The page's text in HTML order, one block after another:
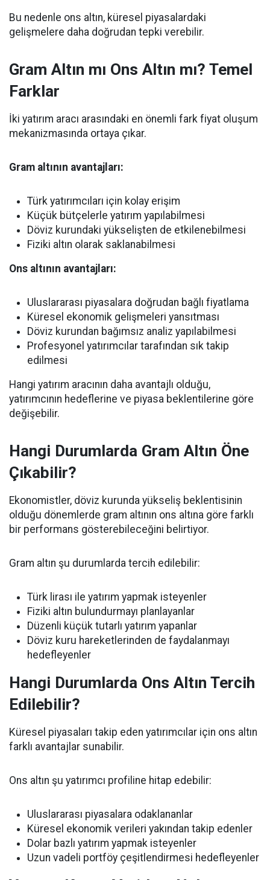
Bu nedenle ons altın, küresel piyasalardaki
gelişmelere daha doğrudan tepki verebilir.
Gram Altın mı Ons Altın mı? Temel
Farklar
İki yatırım aracı arasındaki en önemli fark fiyat oluşum
mekanizmasında ortaya çıkar.
Gram altının avantajları:
Türk yatırımcıları için kolay erişim
Küçük bütçelerle yatırım yapılabilmesi
Döviz kurundaki yükselişten de etkilenebilmesi
Fiziki altın olarak saklanabilmesi
Ons altının avantajları:
Uluslararası piyasalara doğrudan bağlı fiyatlama
Küresel ekonomik gelişmeleri yansıtması
Döviz kurundan bağımsız analiz yapılabilmesi
Profesyonel yatırımcılar tarafından sık takip
edilmesi
Hangi yatırım aracının daha avantajlı olduğu,
yatırımcının hedeflerine ve piyasa beklentilerine göre
değişebilir.
Hangi Durumlarda Gram Altın Öne
Çıkabilir?
Ekonomistler, döviz kurunda yükseliş beklentisinin
olduğu dönemlerde gram altının ons altına göre farklı
bir performans gösterebileceğini belirtiyor.
Gram altın şu durumlarda tercih edilebilir:
Türk lirası ile yatırım yapmak isteyenler
Fiziki altın bulundurmayı planlayanlar
Düzenli küçük tutarlı yatırım yapanlar
Döviz kuru hareketlerinden de faydalanmayı
hedefleyenler
Hangi Durumlarda Ons Altın Tercih
Edilebilir?
Küresel piyasaları takip eden yatırımcılar için ons altın
farklı avantajlar sunabilir.
Ons altın şu yatırımcı profiline hitap edebilir:
Uluslararası piyasalara odaklananlar
Küresel ekonomik verileri yakından takip edenler
Dolar bazlı yatırım yapmak isteyenler
Uzun vadeli portföy çeşitlendirmesi hedefleyenler